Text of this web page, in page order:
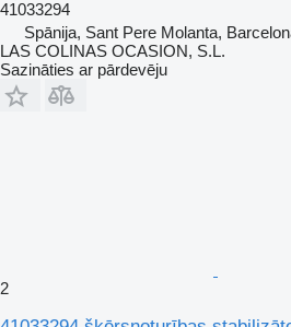
41033294
Spānija, Sant Pere Molanta,
LAS COLINAS OCASION, S.L.
Sazināties ar pārdevēju
2